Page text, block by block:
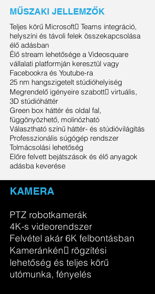
MŰSZAKI JELLEMZŐK
Teljes körű Microsoft􀅌 Teams integráció,
helyszíni és távoli felek összekapcsolása
élő adásban
Élő stream lehetősége a Videosquare
vállalati platformján keresztül vagy
Facebookra és Youtube-ra
25 nm hangszigetelt stúdióhelyiség
Megrendelő igényeire szabott􀆩 virtuális,
3D stúdióháttér
Green box háttér és oldal fal,
függönyözhető, molinózható
Választható színű háttér- és stúdióvilágítás
Professzionális súgógép rendszer
Tolmácsolási lehetőség
Előre felvett bejátszások és élő anyagok
adásba keverése
KAMERA
PTZ robotkamerák
4K-s videorendszer
Felvétel akár 6K felbontásban
Kameránkén􀆟 rögzítési
lehetőség és teljes körű
utómunka, fényelés